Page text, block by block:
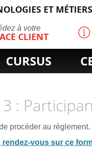
ET
à votre
CLIENT
CURSUS
3 :
procéder au règlement.
vous sur ce